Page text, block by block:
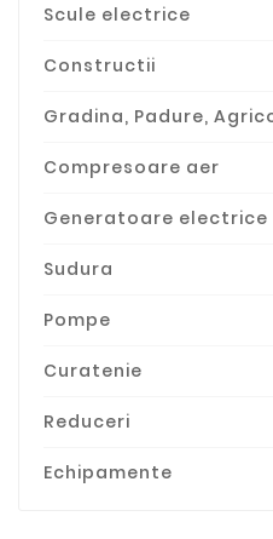
Scule electrice
Constructii
Gradina, Padure,
Compresoare aer
Generatoare electrice
Sudura
Pompe
Curatenie
Reduceri
Echipamente